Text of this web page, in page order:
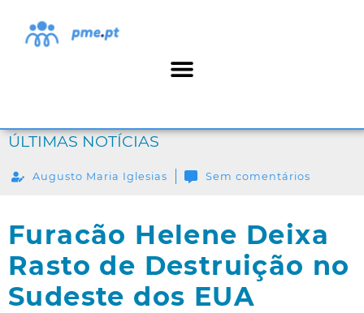
ÚLTIMAS NOTÍCIAS
Augusto Maria Iglesias Sem comentários
Furacão Helene Deixa
Rasto de Destruição no
Sudeste dos EUA